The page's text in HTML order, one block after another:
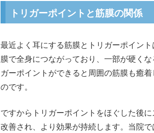
トリガーポイントと筋膜の関係
最近よく耳にする筋膜とトリガーポイン
膜で全身につながっており、一部が硬く
ガーポイントができると周囲の筋膜も癒
のです。
ですからトリガーポイントをほぐした後
改善され、より効果が持続します。当院